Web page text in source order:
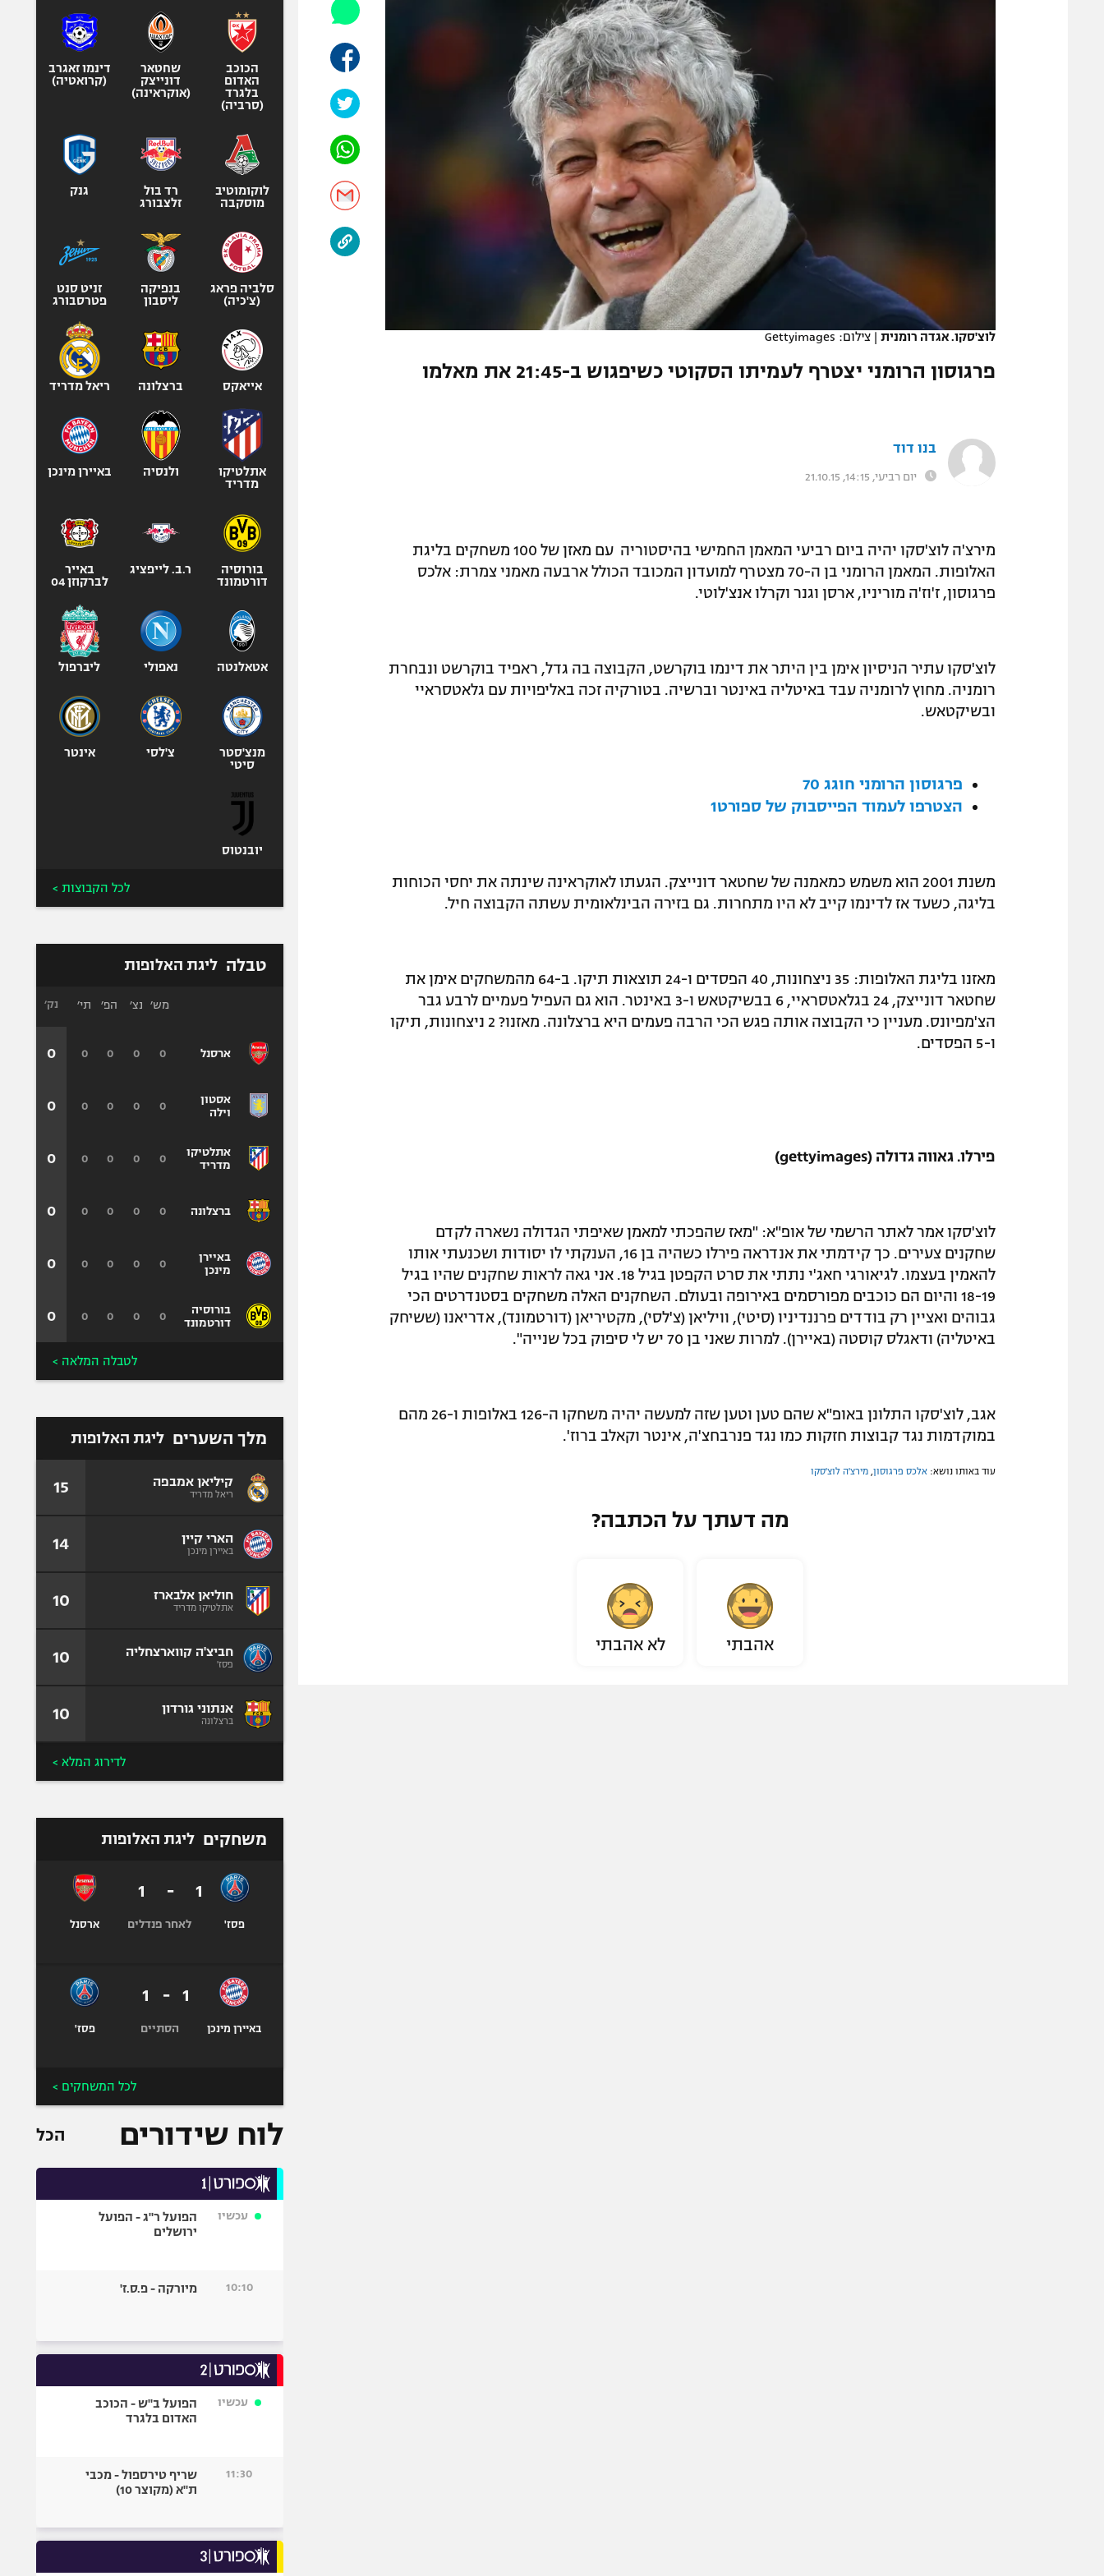
רשיון להקרנה פומבית לבית עסק
הצטרפות לחבילת הערוצים
לוח דרושים – ג'ובנט
המגזין
הפועל תל אביב
הפועל חיפה
הפועל באר שבע
מכבי נתניה
בני יהודה
ליגה סינית
ליגה ברזילאית
ליגות נוספות
אופניים
ספורט מוטורי
כדורמים
פוטבול אמריקאי NFL
ספורט אתגרי
ואקסטרים
אומנויות לחימה
לוצ'סקו. אגדה רומנית | צילום: Gettyimages
פרגוסון הרומני יצטרף לעמיתו הסקוטי כשיפגוש ב-21:45 את מאלמו
בנו דוד
יום רביעי, 14:15, 21.10.15
מירצ'ה לוצ'סקו יהיה ביום רביעי המאמן החמישי בהיסטוריה עם מאזן של 100 משחקים בליגת
האלופות. המאמן הרומני בן ה-70 מצטרף למועדון המכובד הכולל ארבעה מאמני צמרת: אלכס
פרגוסון, ז'וז'ה מוריניו, ארסן וגנר וקרלו אנצ'לוטי.
לוצ'סקו עתיר הניסיון אימן בין היתר את דינמו בוקרשט, הקבוצה בה גדל, ראפיד בוקרשט ונבחרת
רומניה. מחוץ לרומניה עבד באיטליה באינטר וברשיה. בטורקיה זכה באליפויות עם גלאטסראיי
ובשיקטאש.
פרגוסון הרומני חוגג 70
הצטרפו לעמוד הפייסבוק של ספורט1
משנת 2001 הוא משמש כמאמנה של שחטאר דונייצק. הגעתו לאוקראינה שינתה את יחסי הכוחות
בליגה, כשעד אז לדינמו קייב לא היו מתחרות. גם בזירה הבינלאומית עשתה הקבוצה חיל.
מאזנו בליגת האלופות: 35 ניצחונות, 40 הפסדים ו-24 תוצאות תיקו. ב-64 מהמשחקים אימן את
שחטאר דונייצק, 24 בגלאטסראיי, 6 בבשיקטאש ו-3 באינטר. הוא גם העפיל פעמיים לרבע גבר
הצ'מפיונס. מעניין כי הקבוצה אותה פגש הכי הרבה פעמים היא ברצלונה. מאזנו? 2 ניצחונות, תיקו
ו-5 הפסדים.
פירלו. גאווה גדולה (gettyimages)
לוצ'סקו אמר לאתר הרשמי של אופ"א: "מאז שהפכתי למאמן שאיפתי הגדולה נשארה לקדם
שחקנים צעירים. כך קידמתי את אנדראה פירלו כשהיה בן 16, הענקתי לו יסודות ושכנעתי אותו
להאמין בעצמו. לגיאורגי חאג'י נתתי את סרט הקפטן בגיל 18. אני גאה לראות שחקנים שהיו בגיל
18-19 והיום הם כוכבים מפורסמים באירופה ובעולם. השחקנים האלה משחקים בסטנדרטים הכי
גבוהים ואציין רק בודדים פרננדיניו (סיטי), וויליאן (צ'לסי), מקטיריאן (דורטמונד), אדריאנו (ששיחק
באיטליה) ודאגלס קוסטה (באיירן). למרות שאני בן 70 יש לי סיפוק בכל שנייה".
אגב, לוצ'סקו התלונן באופ"א שהם טען וטען שזה למעשה יהיה משחקו ה-126 באלופות ו-26 מהם
במוקדמות נגד קבוצות חזקות כמו נגד פנרבחצ'ה, אינטר וקאלב ברוז'.
עוד באותו נושא: אלכס פרגוסון מירצ'ה לוצ'סקו
מה דעתך על הכתבה?
אהבתי לא אהבתי
הכוכב
האדום
בלגרד
(סרביה)
שחטאר
דונייצק
(אוקראינה)
דינמו זאגרב
(קרואטיה)
לוקומוטיב
מוסקבה
רד בול
זלצבורג
גנק
סלביה פראג
(צ'כיה)
בנפיקה
ליסבון
זניט סנט
פטרסבורג
אייאקס ברצלונה ריאל מדריד
אתלטיקו
מדריד
ולנסיה באיירן מינכן
בורוסיה
דורטמונד
ר.ב. לייפציג
באייר
לברקוזן 04
אטאלנטה נאפולי ליברפול
מנצ'סטר
סיטי
צ'לסי אינטר
יובנטוס
לכל הקבוצות >
טבלה ליגת האלופות
ארסנל
אסטון
וילה
אתלטיקו
מדריד
ברצלונה
באיירן
מינכן
בורוסיה
דורטמונד
מש׳ נצ׳ הפ׳ תי׳
0
0
0
0
0
0
0
0
0
0
0
0
0
0
0
0
0
0
0
0
0
0
0
0
נק׳
0
0
0
0
0
0
לטבלה המלאה >
מלך השערים ליגת האלופות
קיליאן אמבפה
ריאל מדריד 15
הארי קיין
באיירן מינכן 14
חוליאן אלבארז
אתלטיקו מדריד 10
חביצ'ה קווארצחליה
פסז' 10
אנתוני גורדון
ברצלונה 10
לדירוג המלא >
משחקים ליגת האלופות
פסז'
1
-
1
לאחר פנדלים ארסנל
באיירן מינכן
1
-
1
הסתיים פסז'
לכל המשחקים >
לוח שידורים הכל
עכשיו
הפועל ר"ג - הפועל
ירושלים
10:10 מיורקה - פ.ס.ז'
עכשיו
הפועל ב"ש - הכוכב
האדום בלגרד
11:30
שריף טירספול - מכבי
ת"א (מקוצר 10)